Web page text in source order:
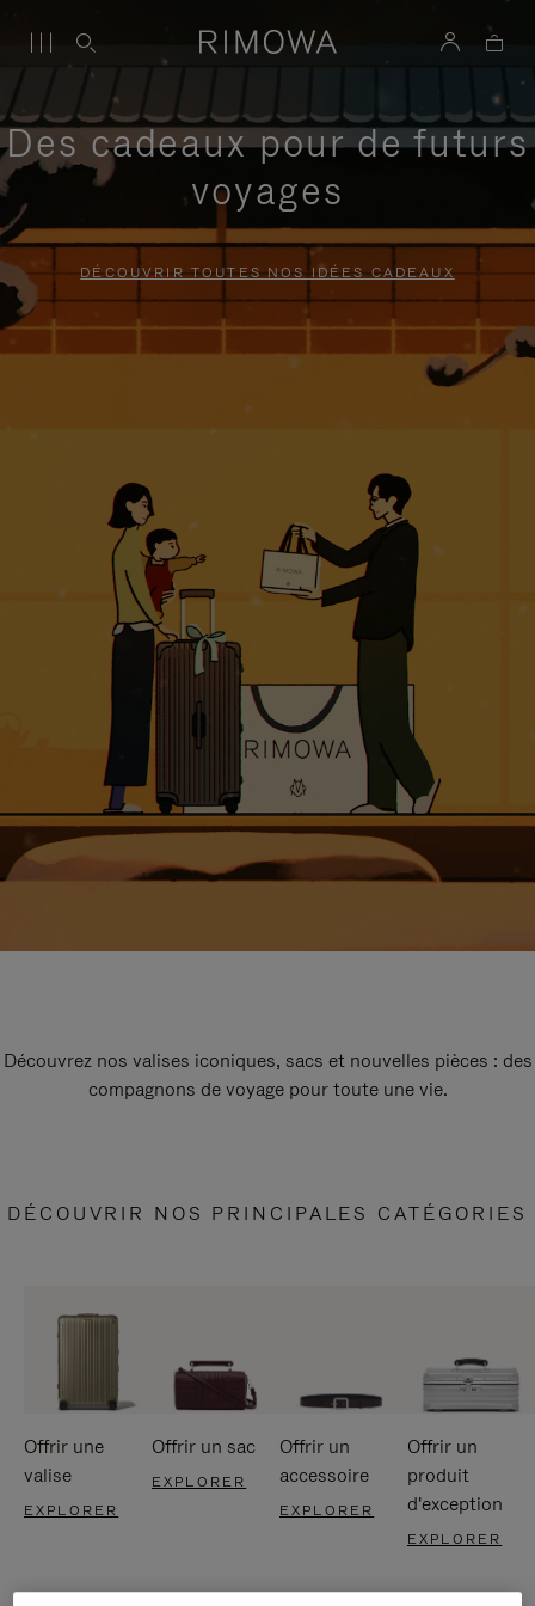
Des cadeaux pour de futurs
voyages
DÉCOUVRIR TOUTES NOS IDÉES CADEAUX
Découvrez nos valises iconiques, sacs et nouvelles pièces : des
compagnons de voyage pour toute une vie.
DÉCOUVRIR NOS PRINCIPALES CATÉGORIES
Offrir une
valise
EXPLORER
Offrir un sac
EXPLORER
Offrir un
accessoire
EXPLORER
Offrir un
produit
d'exception
EXPLORER